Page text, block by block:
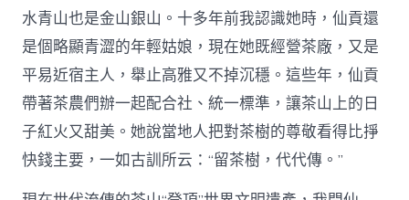
水青山也是金山銀山。十多年前我認識她時，仙貢還
是個略顯青澀的年輕姑娘，現在她既經營茶廠，又是
平易近宿主人，舉止高雅又不掉沉穩。這些年，仙貢
帶著茶農們辦一起配合社、統一標準，讓茶山上的日
子紅火又甜美。她說當地人把對茶樹的尊敬看得比掙
快錢主要，一如古訓所云：“留茶樹，代代傳。”